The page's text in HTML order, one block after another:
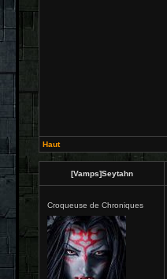
Haut
[Vamps]Seytahn
Croqueuse de Chroniques